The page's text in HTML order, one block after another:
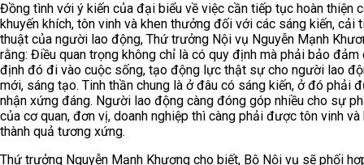
Đồng tình với ý kiến của đại biểu về việc cần tiếp tục hoàn thiện
khuyến khích, tôn vinh và khen thưởng đối với các sáng kiến, cải
thuật của người lao động, Thứ trưởng Nội vụ Nguyễn Mạnh
rằng: Điều quan trọng không chỉ là có quy định mà phải bảo đảm
định đó đi vào cuộc sống, tạo động lực thật sự cho người lao
mới, sáng tạo. Tinh thần chung là ở đâu có sáng kiến, ở đó phải
nhận xứng đáng. Người lao động càng đóng góp nhiều cho sự
của cơ quan, đơn vị, doanh nghiệp thì càng phải được tôn vinh và
thành quả tương xứng.
Thứ trưởng Nguyễn Mạnh Khương cho biết, Bộ Nội vụ sẽ phối